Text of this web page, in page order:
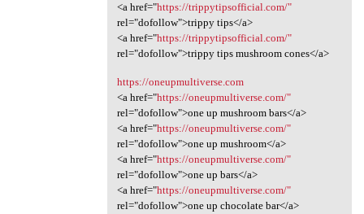
<a href="https://trippytipsofficial.com/"
rel="dofollow">trippy tips</a>
<a href="https://trippytipsofficial.com/"
rel="dofollow">trippy tips mushroom cones</a>
https://oneupmultiverse.com
<a href="https://oneupmultiverse.com/"
rel="dofollow">one up mushroom bars</a>
<a href="https://oneupmultiverse.com/"
rel="dofollow">one up mushroom</a>
<a href="https://oneupmultiverse.com/"
rel="dofollow">one up bars</a>
<a href="https://oneupmultiverse.com/"
rel="dofollow">one up chocolate bar</a>